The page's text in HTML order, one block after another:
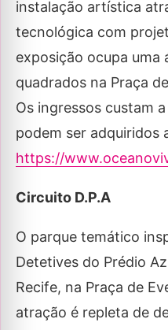
instalação artística
tecnológica com
exposição ocupa uma
quadrados na Praça
Os ingressos custam
podem ser adquiridos
https://
Circuito D.P.A
O parque temático
Detetives do Prédio
Recife, na Praça de
atração é repleta de